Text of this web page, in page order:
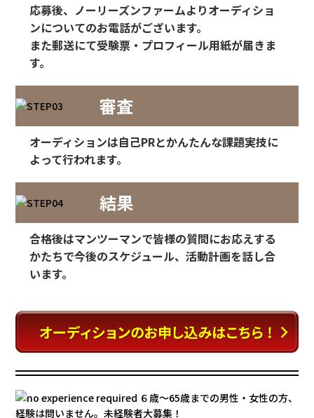
応募後、ノーリーズンファームよりオーディショ
ンについてのお電話がございます。
また郵送にて受験票・プロフィール用紙が届きま
す。
審査
オーディションは自己PRとかんたんな課題実技に
よって行われます。
結果
合格後はマンツーマンで皆様の質問にお応えする
かたちで今後のスケジュール、活動計画を話し合
います。